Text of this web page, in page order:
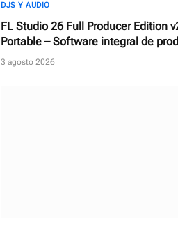
DJS Y AUDIO
FL Studio 26 Full Producer Edition
Portable – Software integral de
musical y estación de trabajo de
3 agosto 2026